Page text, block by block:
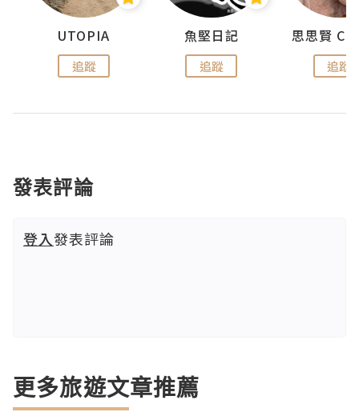
UTOPIA
追蹤
魚堅日記
追蹤 追蹤
發表評論
登入發表評論
更多旅遊文章推薦